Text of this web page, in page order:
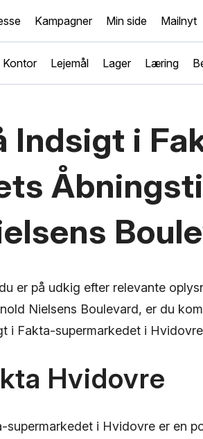
Kampagner Min side Mailnyt
Kontor Lejemål Lager Læring
Indsigt i
er på udkig efter relevante
Nielsens Boulevard, er du
i Fakta-supermarkedet i
Hvidovre
supermarkedet i Hvidovre er en